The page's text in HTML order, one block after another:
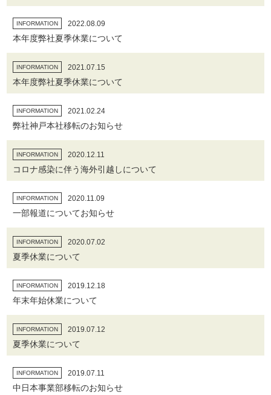
INFORMATION 2022.08.09
本年度弊社夏季休業について
INFORMATION 2021.07.15
本年度弊社夏季休業について
INFORMATION 2021.02.24
弊社神戸本社移転のお知らせ
INFORMATION 2020.12.11
コロナ感染に伴う海外引越しについて
INFORMATION 2020.11.09
一部報道についてお知らせ
INFORMATION 2020.07.02
夏季休業について
INFORMATION 2019.12.18
年末年始休業について
INFORMATION 2019.07.12
夏季休業について
INFORMATION 2019.07.11
中日本事業部移転のお知らせ